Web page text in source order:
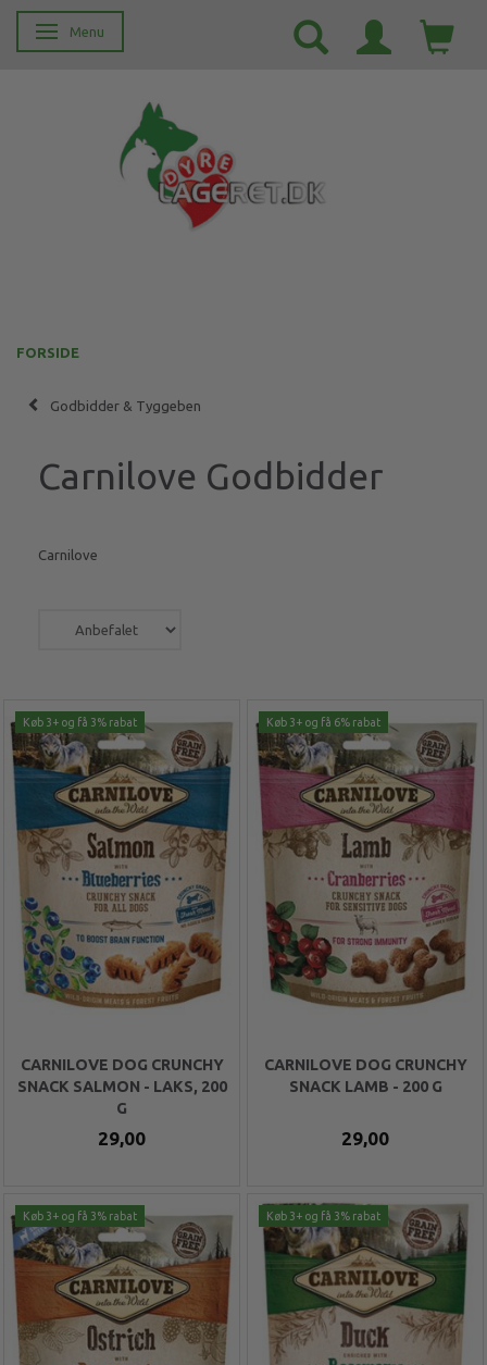
Skifte navigation
Menu
FORSIDE
Godbidder & Tyggeben
Carnilove Godbidder
Carnilove
Køb 3+ og få 3% rabat
CARNILOVE DOG CRUNCHY
SNACK SALMON - LAKS, 200
G
29,00
Køb 3+ og få 6% rabat
CARNILOVE DOG CRUNCHY
SNACK LAMB - 200 G
29,00
Køb 3+ og få 3% rabat Køb 3+ og få 3% rabat